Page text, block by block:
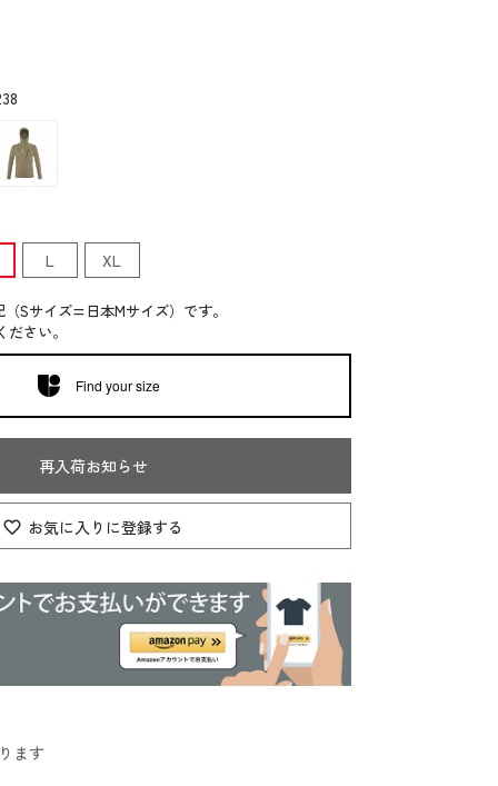
L XL
Sサイズ=日本Mサイズ）です。
さい。
Find your size
再入荷お知らせ
お気に入りに登録する
ます